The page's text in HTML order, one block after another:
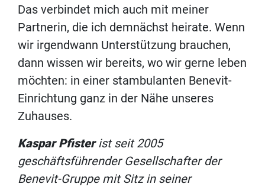
Das verbindet mich auch mit meiner
Partnerin, die ich demnächst heirate. Wenn
wir irgendwann Unterstützung brauchen,
dann wissen wir bereits, wo wir gerne leben
möchten: in einer stambulanten Benevit-
Einrichtung ganz in der Nähe unseres
Zuhauses.
Kaspar Pfisterist seit 2005
geschäftsführender Gesellschafter der
Benevit-Gruppe mit Sitz in seiner